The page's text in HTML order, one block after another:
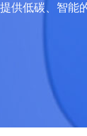
供低碳、智能